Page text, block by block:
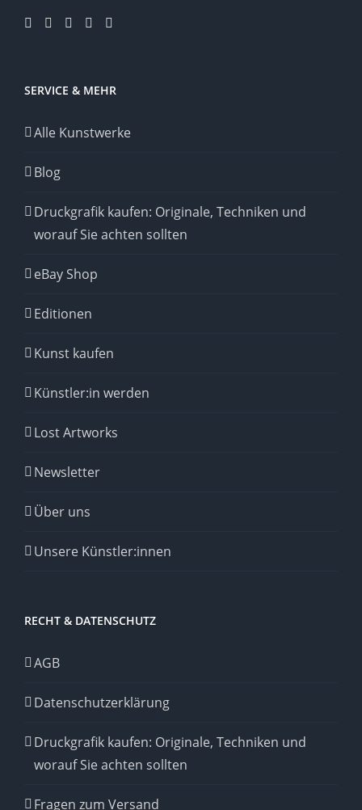
SERVICE & MEHR
Alle Kunstwerke
Blog
Druckgrafik kaufen: Originale, Techniken und
worauf Sie achten sollten
eBay Shop
Editionen
Kunst kaufen
Künstler:in werden
Lost Artworks
Newsletter
Über uns
Unsere Künstler:innen
RECHT & DATENSCHUTZ
AGB
Datenschutzerklärung
Druckgrafik kaufen: Originale, Techniken und
worauf Sie achten sollten
Fragen zum Versand